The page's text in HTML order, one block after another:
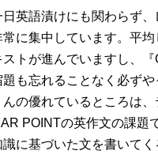
英語漬けにも関わらず
常に集中しています。平
ストが進んでいますし、
題も忘れることなく必ずや
んの優れているところは
POINTの英作文の課題
識に基づいた文を書いて